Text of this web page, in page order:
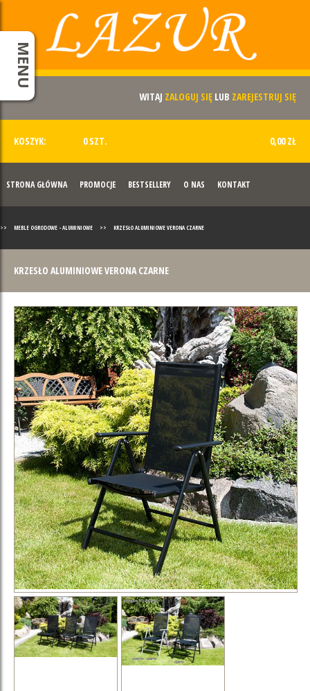
WITAJ ZALOGUJ SIĘ LUB ZAREJESTRUJ SIĘ
KOSZYK: 0 SZT. 0,00 ZŁ
STRONA GŁÓWNA PROMOCJE BESTSELLERY O NAS KONTAKT
MENU
>> MEBLE OGRODOWE - ALUMINIOWE >> KRZESŁO ALUMINIOWE VERONA CZARNE
KRZESŁO ALUMINIOWE VERONA CZARNE